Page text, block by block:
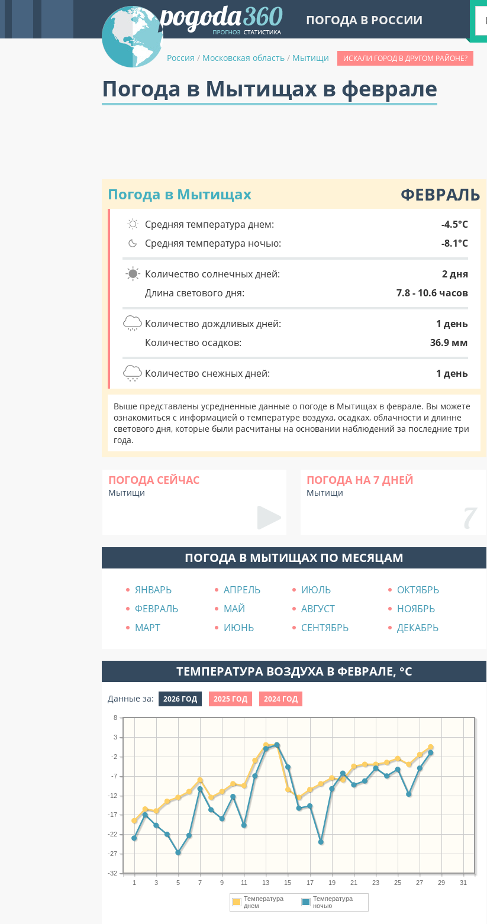
ПОГОДА В РОССИИ
Россия / Московская область / Мытищи ИСКАЛИ ГОРОД В ДРУГОМ РАЙОНЕ?
Погода в Мытищах в феврале
Погода в Мытищах ФЕВРАЛЬ
Средняя температура днем:
-4.5°C
Средняя температура ночью:
-8.1°C
Количество солнечных дней:
2 дня
Длина светового дня:
7.8 - 10.6 часов
Количество дождливых дней:
1 день
Количество осадков:
36.9 мм
Количество снежных дней: 1 день
Выше представлены усредненные данные о погоде в Мытищах в феврале. Вы можете
ознакомиться с информацией о температуре воздуха, осадках, облачности и длинне
светового дня, которые были расчитаны на основании наблюдений за последние три
года.
ПОГОДА СЕЙЧАС
Мытищи
ПОГОДА НА 7 ДНЕЙ
Мытищи
ПОГОДА В МЫТИЩАХ ПО МЕСЯЦАМ
ЯНВАРЬ АПРЕЛЬ ИЮЛЬ
ОКТЯБРЬ
ФЕВРАЛЬ
МАЙ АВГУСТ
НОЯБРЬ
МАРТ
ИЮНЬ СЕНТЯБРЬ ДЕКАБРЬ
ТЕМПЕРАТУРА ВОЗДУХА В ФЕВРАЛЕ, °C
Данные за: 2026 ГОД 2025 ГОД 2024 ГОД
1 3 5 7 9 11 13 15 17 19 21 23 25 27 29 31
-32
-27
-22
-17
-12
-7
-2
3
8
Температура
днем
Температура
ночью